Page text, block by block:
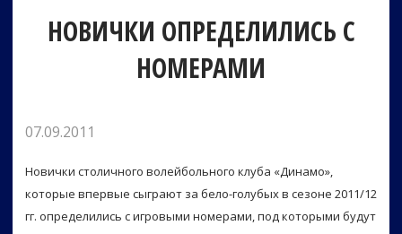
НОВИЧКИ ОПРЕДЕЛИЛИСЬ С
НОМЕРАМИ
07.09.2011
Новички столичного волейбольного клуба «Динамо»,
которые впервые сыграют за бело-голубых в сезоне 2011/12
гг. определились с игровыми номерами, под которыми будут